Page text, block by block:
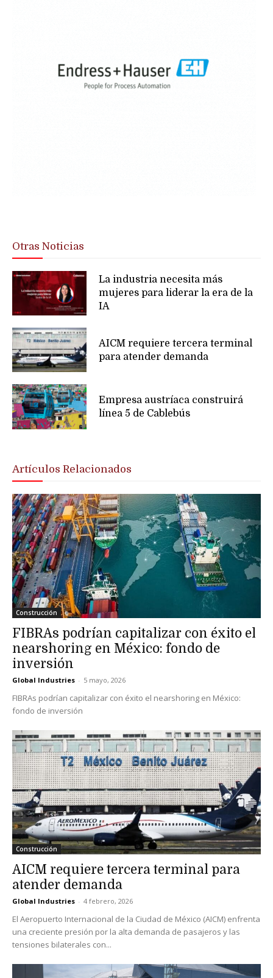
Otras Noticias
La industria necesita más
mujeres para liderar la era de la
IA
AICM requiere tercera terminal
para atender demanda
Empresa austríaca construirá
línea 5 de Cablebús
Artículos Relacionados
Construcción
FIBRAs podrían capitalizar con éxito el
nearshoring en México: fondo de
inversión
Global Industries - 5 mayo, 2026
FIBRAs podrían capitalizar con éxito el nearshoring en México:
fondo de inversión
Construcción
AICM requiere tercera terminal para
atender demanda
Global Industries - 4 febrero, 2026
El Aeropuerto Internacional de la Ciudad de México (AICM) enfrenta
una creciente presión por la alta demanda de pasajeros y las
tensiones bilaterales con...